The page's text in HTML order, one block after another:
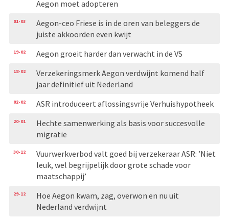
Aegon moet adopteren
01-03
Aegon-ceo Friese is in de oren van beleggers de
juiste akkoorden even kwijt
19-02 Aegon groeit harder dan verwacht in de VS
18-02
Verzekeringsmerk Aegon verdwijnt komend half
jaar definitief uit Nederland
02-02 ASR introduceert aflossingsvrije Verhuishypotheek
20-01
Hechte samenwerking als basis voor succesvolle
migratie
30-12
Vuurwerkverbod valt goed bij verzekeraar ASR: ’Niet
leuk, wel begrijpelijk door grote schade voor
maatschappij’
29-12
Hoe Aegon kwam, zag, overwon en nu uit
Nederland verdwijnt